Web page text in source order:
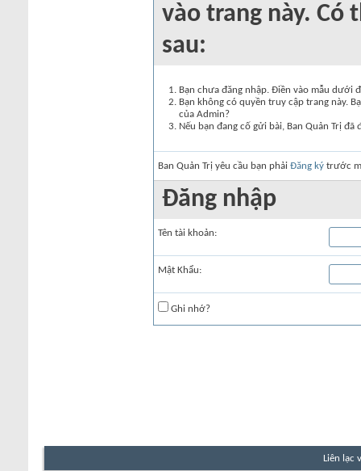
vào trang này. Có
sau:
Bạn chưa đăng nhập. Điền vào mẫu dưới
Bạn không có quyền truy cập trang này.
của Admin?
Nếu bạn đang cố gửi bài, Ban Quản Trị
Ban Quản Trị yêu cầu bạn phải Đăng ký trước
Đăng nhập
Tên tài khoản:
Mật Khẩu:
Ghi nhớ?
Liên lạc